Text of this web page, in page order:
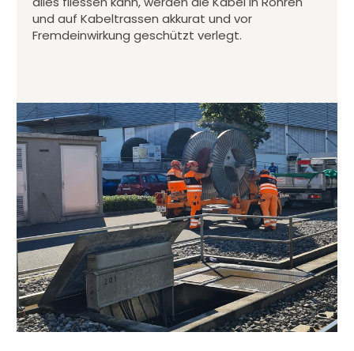
und auf Kabeltrassen akkurat und vor
Fremdeinwirkung geschützt verlegt.